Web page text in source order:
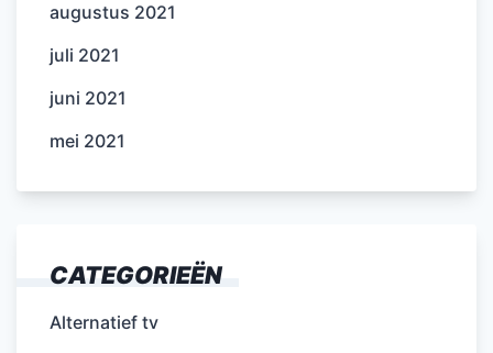
augustus 2021
juli 2021
juni 2021
mei 2021
CATEGORIEËN
Alternatief tv